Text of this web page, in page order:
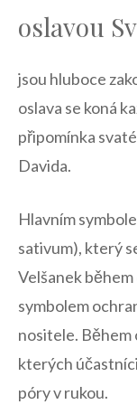
oslavou
jsou hluboce
oslava se koná
připomínka
‌Davida.
Hlavním
sativum), který
Velšanek během
‍symbolem
nositele. Během
kterých‍
póry⁢ v rukou.​